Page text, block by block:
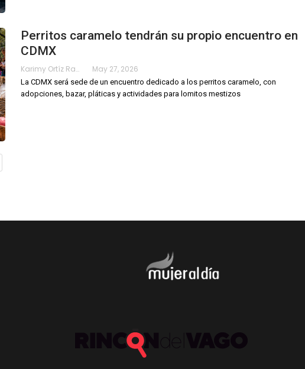
Perritos caramelo tendrán su propio encuentro en
CDMX
Karimy Ortíz Ramos May 27, 2026
La CDMX será sede de un encuentro dedicado a los perritos caramelo, con
adopciones, bazar, pláticas y actividades para lomitos mestizos